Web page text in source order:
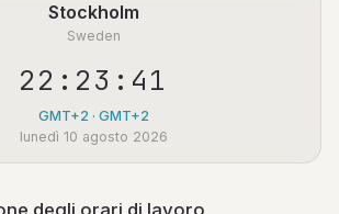
Stockholm
Sweden
22:23:42
GMT+2 · GMT+2
lunedì 10 agosto 2026